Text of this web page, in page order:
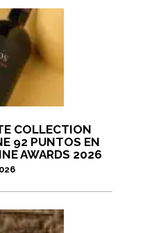
COLLECTION
92 PUNTOS EN
AWARDS 2026